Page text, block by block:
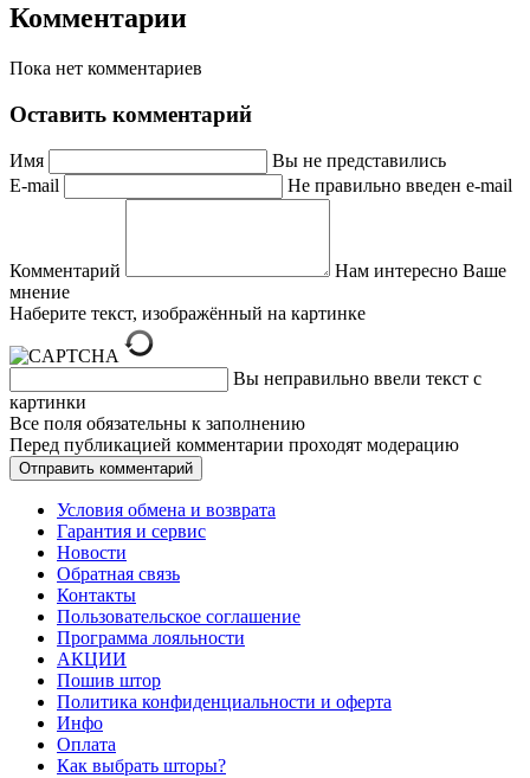
Комментарии
Пока нет комментариев
Оставить комментарий
Имя
Вы не представились
E-mail
Не правильно введен e-mail
Комментарий
Нам интересно Ваше
мнение
Наберите текст, изображённый на картинке
Вы неправильно ввели текст с
картинки
Все поля обязательны к заполнению
Перед публикацией комментарии проходят модерацию
Условия обмена и возврата
Гарантия и сервис
Новости
Обратная связь
Контакты
Пользовательское соглашение
Программа лояльности
АКЦИИ
Пошив штор
Политика конфиденциальности и оферта
Инфо
Оплата
Как выбрать шторы?